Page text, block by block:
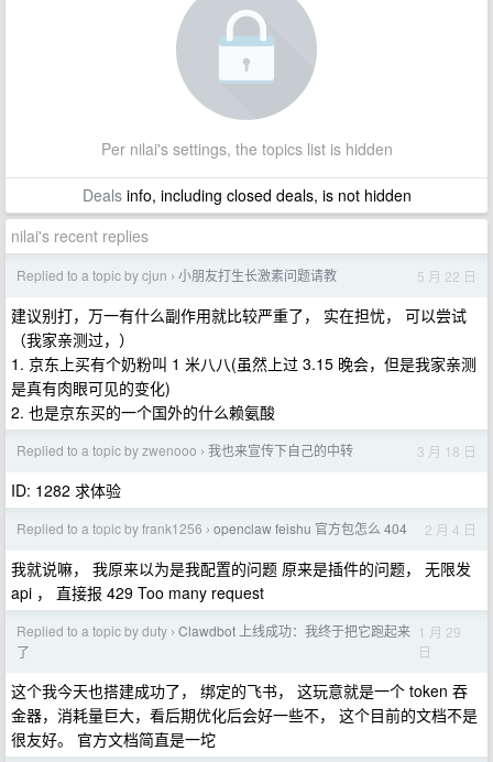
Per nilai's settings, the topics list is hidden
Dealsinfo, including closed deals, is not hidden
nilai's recent replies
Replied to a topic by cjun › 小朋友打生长激素问题请教 5 月 22 日
建议别打，万一有什么副作用就比较严重了， 实在担忧， 可以尝试
（我家亲测过，）
1. 京东上买有个奶粉叫 1 米八八(虽然上过 3.15 晚会，但是我家亲测
是真有肉眼可见的变化)
2. 也是京东买的一个国外的什么赖氨酸
Replied to a topic by zwenooo › 我也来宣传下自己的中转 3 月 18 日
ID: 1282 求体验
Replied to a topic by frank1256 › openclaw feishu 官方包怎么 404 2 月 4 日
我就说嘛， 我原来以为是我配置的问题 原来是插件的问题， 无限发
api ， 直接报 429 Too many request
Replied to a topic by duty › Clawdbot 上线成功：我终于把它跑起来
了
1 月 29
日
这个我今天也搭建成功了， 绑定的飞书， 这玩意就是一个 token 吞
金器，消耗量巨大，看后期优化后会好一些不， 这个目前的文档不是
很友好。 官方文档简直是一坨